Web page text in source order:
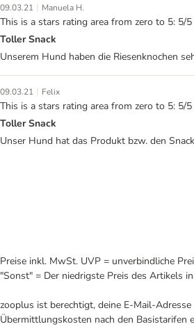
09.03.21 | Manuela H.
This is a stars rating area from zero to 5: 5/5
Toller Snack
Unserem Hund haben die Riesenknochen
09.03.21 | Felix
This is a stars rating area from zero to 5: 5/5
Toller Snack
Unser Hund hat das Produkt bzw. den
Preise inkl. MwSt. UVP = unverbindliche
"Sonst" = Der niedrigste Preis des Artikels
zooplus ist berechtigt, deine E-Mail-
Übermittlungskosten nach den Basistarifen